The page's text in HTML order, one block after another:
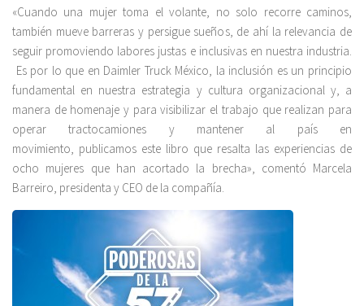
«Cuando una mujer toma el volante, no solo recorre caminos,
también mueve barreras y persigue sueños, de ahí la relevancia de
seguir promoviendo labores justas e inclusivas en nuestra industria.
Es por lo que en Daimler Truck México, la inclusión es un principio
fundamental en nuestra estrategia y cultura organizacional y, a
manera de homenaje y para visibilizar el trabajo que realizan para
operar tractocamiones y mantener al país en
movimiento, publicamos este libro que resalta las experiencias de
ocho mujeres que han acortado la brecha», comentó Marcela
Barreiro, presidenta y CEO de la compañía.